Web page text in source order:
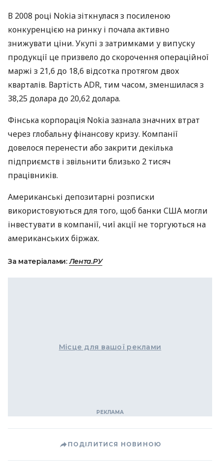
В 2008 році Nokia зіткнулася з посиленою
конкуренцією на ринку і почала активно
знижувати ціни. Укупі з затримками у випуску
продукції це призвело до скорочення операційної
маржі з 21,6 до 18,6 відсотка протягом двох
кварталів. Вартість ADR, тим часом, зменшилася з
38,25 долара до 20,62 долара.
Фінська корпорація Nokia зазнала значних втрат
через глобальну фінансову кризу. Компанії
довелося перенести або закрити декілька
підприємств і звільнити близько 2 тисяч
працівників.
Американські депозитарні розписки
використовуються для того, щоб банки США могли
інвестувати в компанії, чиї акції не торгуються на
американських біржах.
За матеріалами:Лента.РУ
Місце для вашої реклами
ПОДІЛИТИСЯ НОВИНОЮ